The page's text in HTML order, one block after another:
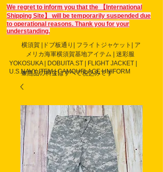
We regret to inform you that the 【International
Shipping Site】 will be temporarily suspended due
to operational reasons. Thank you for your
understanding.
横須賀 |ドブ板通り| フライト ジャケット| ア
メリカ海軍横須賀基地アイテム | 迷彩服
YOKOSUKA | DOBUITA.ST | FLIGHT JACKET |
U.S.NAVY ITEM | CAMOUFLAGE UNIFORM
※商品の料金はすべて税込みです